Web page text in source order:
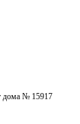
дома № 15917